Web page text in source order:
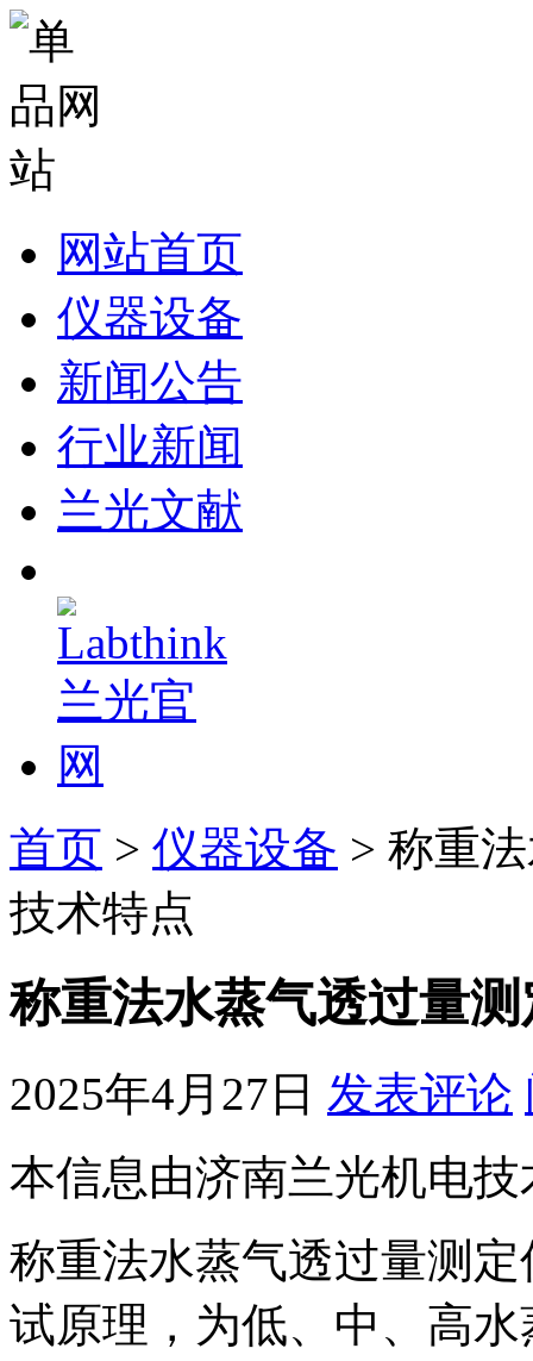
网站首页
仪器设备
新闻公告
行业新闻
兰光文献
首页 > 仪器设备 > 称重
技术特点
称重法水蒸气透过量
2025年4月27日 发表评论
本信息由济南兰光机电
称重法水蒸气透过量测
试原理，为低、中、高